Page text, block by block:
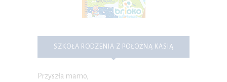
SZKOŁA RODZENIA Z POŁOŻNĄ KASIĄ
Przyszła mamo,